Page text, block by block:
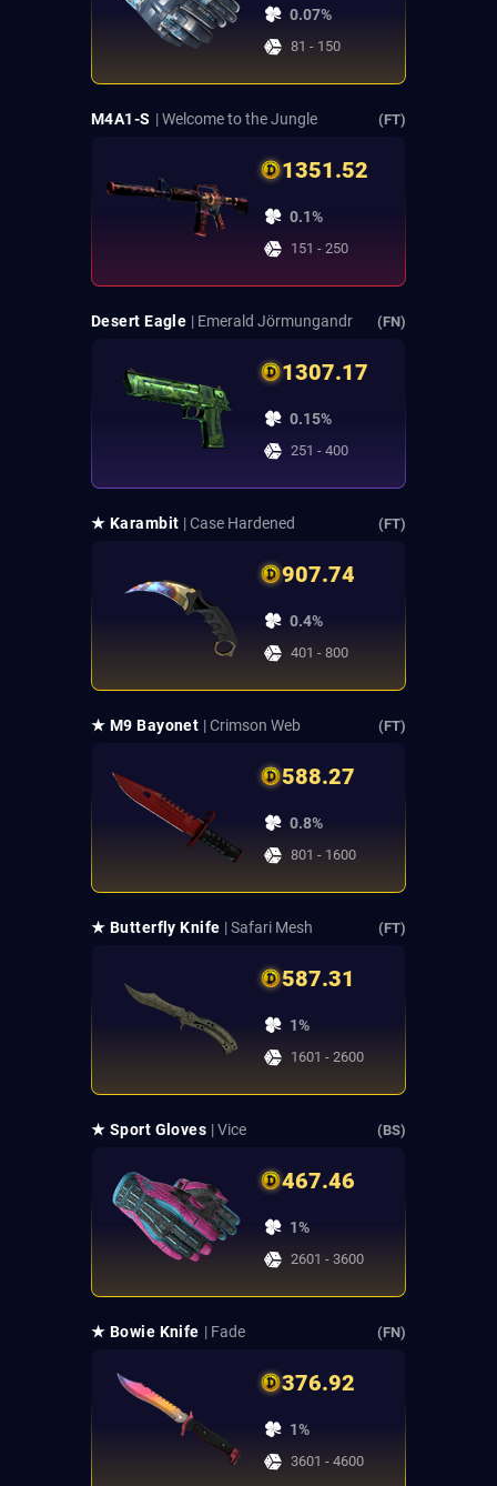
0.07%
81 - 150
M4A1-S | Welcome to the Jungle (FT)
1351.52
0.1%
151 - 250
Desert Eagle | Emerald Jörmungandr (FN)
1307.17
0.15%
251 - 400
★ Karambit | Case Hardened (FT)
907.74
0.4%
401 - 800
★ M9 Bayonet | Crimson Web (FT)
588.27
0.8%
801 - 1600
★ Butterfly Knife | Safari Mesh (FT)
587.31
1%
1601 - 2600
★ Sport Gloves | Vice (BS)
467.46
1%
2601 - 3600
★ Bowie Knife | Fade (FN)
376.92
1%
3601 - 4600